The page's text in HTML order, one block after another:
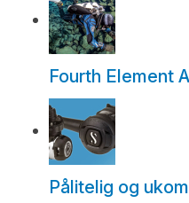
Fourth Element
Pålitelig og